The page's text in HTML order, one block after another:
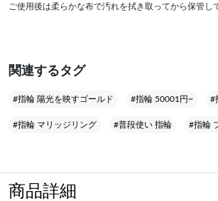
ご使用後は柔らかな布で汚れを拭き取ってから保管し
関連するタグ
#指輪 陽光を映すゴールド #指輪 50001円~ #
#指輪 マリッジリング #普段使い 指輪 #指輪
商品詳細